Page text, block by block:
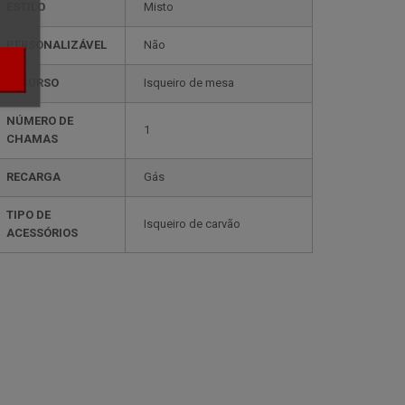
ESTILO misto
PERSONALIZÁVEL não
RECURSO isqueiro de mesa
NÚMERO DE
CHAMAS
1
RECARGA gás
TIPO DE
ACESSÓRIOS
isqueiro de carvão